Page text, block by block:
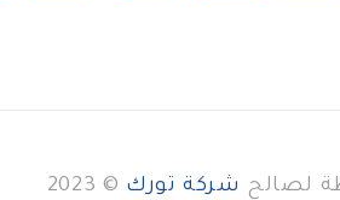
لصالح شركة تورك © 2023